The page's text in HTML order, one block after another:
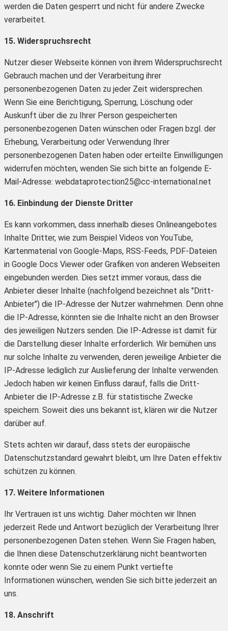
werden die Daten gesperrt und nicht für andere Zwecke
verarbeitet.
15. Widerspruchsrecht
Nutzer dieser Webseite können von ihrem Widerspruchsrecht
Gebrauch machen und der Verarbeitung ihrer
personenbezogenen Daten zu jeder Zeit widersprechen.
Wenn Sie eine Berichtigung, Sperrung, Löschung oder
Auskunft über die zu Ihrer Person gespeicherten
personenbezogenen Daten wünschen oder Fragen bzgl. der
Erhebung, Verarbeitung oder Verwendung Ihrer
personenbezogenen Daten haben oder erteilte Einwilligungen
widerrufen möchten, wenden Sie sich bitte an folgende E-
Mail-Adresse: webdataprotection25@cc-international.net
16. Einbindung der Dienste Dritter
Es kann vorkommen, dass innerhalb dieses Onlineangebotes
Inhalte Dritter, wie zum Beispiel Videos von YouTube,
Kartenmaterial von Google-Maps, RSS-Feeds, PDF-Dateien
in Google Docs Viewer oder Grafiken von anderen Webseiten
eingebunden werden. Dies setzt immer voraus, dass die
Anbieter dieser Inhalte (nachfolgend bezeichnet als "Dritt-
Anbieter") die IP-Adresse der Nutzer wahrnehmen. Denn ohne
die IP-Adresse, könnten sie die Inhalte nicht an den Browser
des jeweiligen Nutzers senden. Die IP-Adresse ist damit für
die Darstellung dieser Inhalte erforderlich. Wir bemühen uns
nur solche Inhalte zu verwenden, deren jeweilige Anbieter die
IP-Adresse lediglich zur Auslieferung der Inhalte verwenden.
Jedoch haben wir keinen Einfluss darauf, falls die Dritt-
Anbieter die IP-Adresse z.B. für statistische Zwecke
speichern. Soweit dies uns bekannt ist, klären wir die Nutzer
darüber auf.
Stets achten wir darauf, dass stets der europäische
Datenschutzstandard gewahrt bleibt, um Ihre Daten effektiv
schützen zu können.
17. Weitere Informationen
Ihr Vertrauen ist uns wichtig. Daher möchten wir Ihnen
jederzeit Rede und Antwort bezüglich der Verarbeitung Ihrer
personenbezogenen Daten stehen. Wenn Sie Fragen haben,
die Ihnen diese Datenschutzerklärung nicht beantworten
konnte oder wenn Sie zu einem Punkt vertiefte
Informationen wünschen, wenden Sie sich bitte jederzeit an
uns.
18. Anschrift